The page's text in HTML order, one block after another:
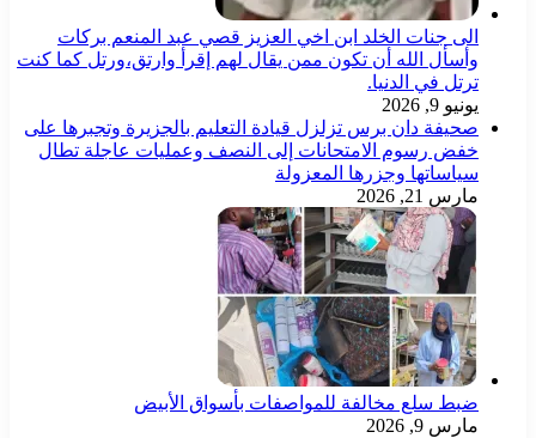
الى جنات الخلد ابن اخي العزيز قصي عبد المنعم بركات
وأسأل الله أن تكون ممن يقال لهم إقرأ وارتق،ورتل كما كنت
ترتل في الدنيا.
يونيو 9, 2026
صحيفة دان برس تزلزل قيادة التعليم بالجزيرة وتجبرها على
خفض رسوم الامتحانات إلى النصف وعمليات عاجلة تطال
سياساتها وجزرها المعزولة
مارس 21, 2026
ضبط سلع مخالفة للمواصفات بأسواق الأبيض
مارس 9, 2026